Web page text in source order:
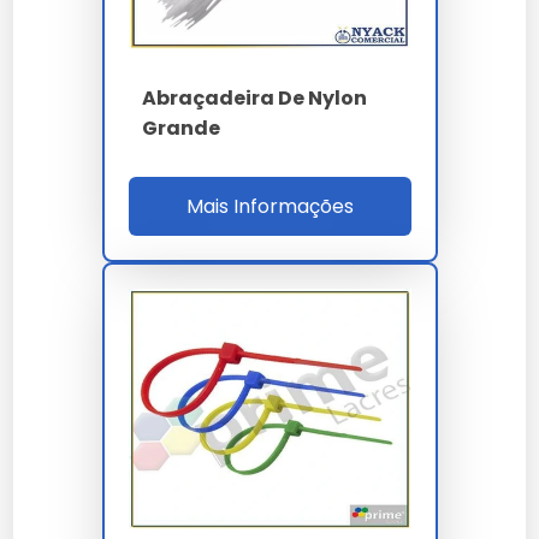
Sim, todos os nossos modelos de abraçadeira de nylon
técnico especializado.
Qual o diferencial de
abraçadeira de nylon preço em
nossa empresa?
Nossas soluções passam por rigorosos controles,
Como garantir a durabilidade de
abraçadeira de nylon preço?
A conservação depende de boas práticas de
armazenamento e uso conforme a ficha técnica
Abraçadeira De Nylon
Grande
Mais Informações